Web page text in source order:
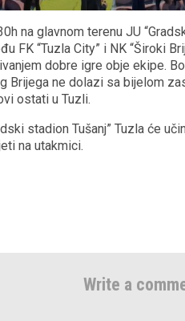
na glavnom terenu JU
FK “Tuzla City” i NK “Široki
dobre igre obje ekipe.
Brijega ne dolazi sa bijelom
ostati u Tuzli.
stadion Tušanj” Tuzla će
na utakmici.
Write a